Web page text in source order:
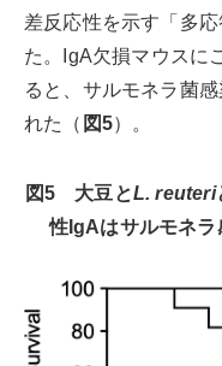
差反応性を示す「多
た。IgA欠損マウスに
ると、サルモネラ菌
れた（ 図5）。
図5 ⼤⾖とL. reuteri
性IgAはサルモネラ